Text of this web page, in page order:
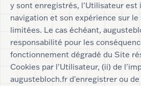
y sont enregistrés, l'Utilisateur est
navigation et son expérience sur
limitées. Le cas échéant,
responsabilité pour les
fonctionnement dégradé du Site
Cookies par l'Utilisateur, (ii) de
augustebloch.fr d'enregistrer ou